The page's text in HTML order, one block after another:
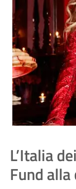
L’Italia
Fund